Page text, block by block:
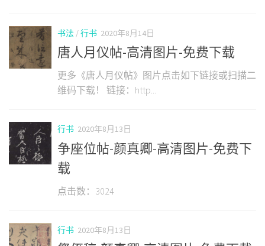
书法 /行书 2020年8月14日
唐人月仪帖-高清图片-免费下载
更多《唐人月仪帖》图片点击如下链接或扫描二
维码下载！ 链接：http...
行书 2020年8月13日
争座位帖-颜真卿-高清图片-免费下
载
点击数：3024
行书 2020年8月13日